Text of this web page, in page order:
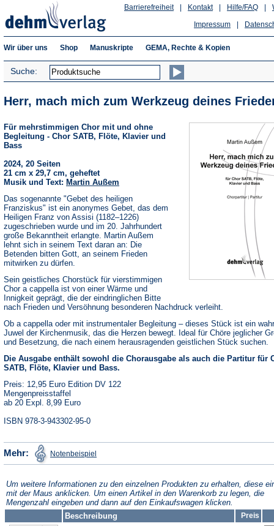
Hilfe/FAQ
Kontakt
Barrierefreiheit
Impressum
Wir über uns Shop Manuskripte GEMA, Rechte & Kopien
Suche:
Herr, mach mich zum Werkzeug deines
Für mehrstimmigen Chor mit und ohne
Begleitung - Chor SATB, Flöte, Klavier und
Bass
2024, 20 Seiten
21 cm x 29,7 cm, geheftet
Musik und Text: Martin Außem
Das sogenannte "Gebet des heiligen
Franziskus" ist ein anonymes Gebet, das dem
Heiligen Franz von Assisi (1182–1226)
zugeschrieben wurde und im 20. Jahrhundert
große Bekanntheit erlangte. Martin Außem
lehnt sich in seinem Text daran an: Die
Betenden bitten Gott, an seinem Frieden
mitwirken zu dürfen.
Sein geistliches Chorstück für vierstimmigen
Chor a cappella ist von einer Wärme und
Innigkeit geprägt, die der eindringlichen Bitte
nach Frieden und Versöhnung besonderen Nachdruck verleiht.
Ob a cappella oder mit instrumentaler Begleitung – dieses Stück ist ein
Juwel der Kirchenmusik, das die Herzen bewegt. Ideal für Chöre jeglicher
und Besetzung, die nach einem herausragenden geistlichen Stück suchen.
Die Ausgabe enthält sowohl die Chorausgabe als auch die Partitur für
SATB, Flöte, Klavier und Bass.
Preis: 12,95 Euro Edition DV 122
Mengenpreisstaffel
ab 20 Expl. 8,99 Euro
ISBN 978-3-943302-95-0
Mehr: Notenbeispiel in
einem
Tab)
Um weitere Informationen zu den einzelnen Produkten zu erhalten, diese
mit der Maus anklicken. Um einen Artikel in den Warenkorb zu legen, die
Mengenzahl eingeben und dann auf den Einkaufswagen klicken.
Beschreibung
Preis